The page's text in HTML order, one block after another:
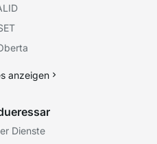
anzeigen
Dienste